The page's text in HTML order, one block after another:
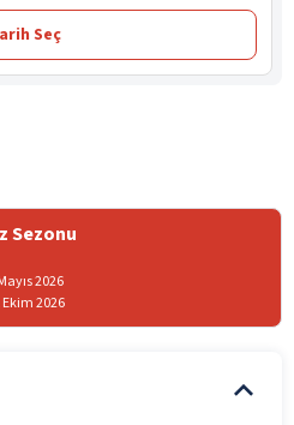
Seç
Sezonu
2026
Ekim 2026